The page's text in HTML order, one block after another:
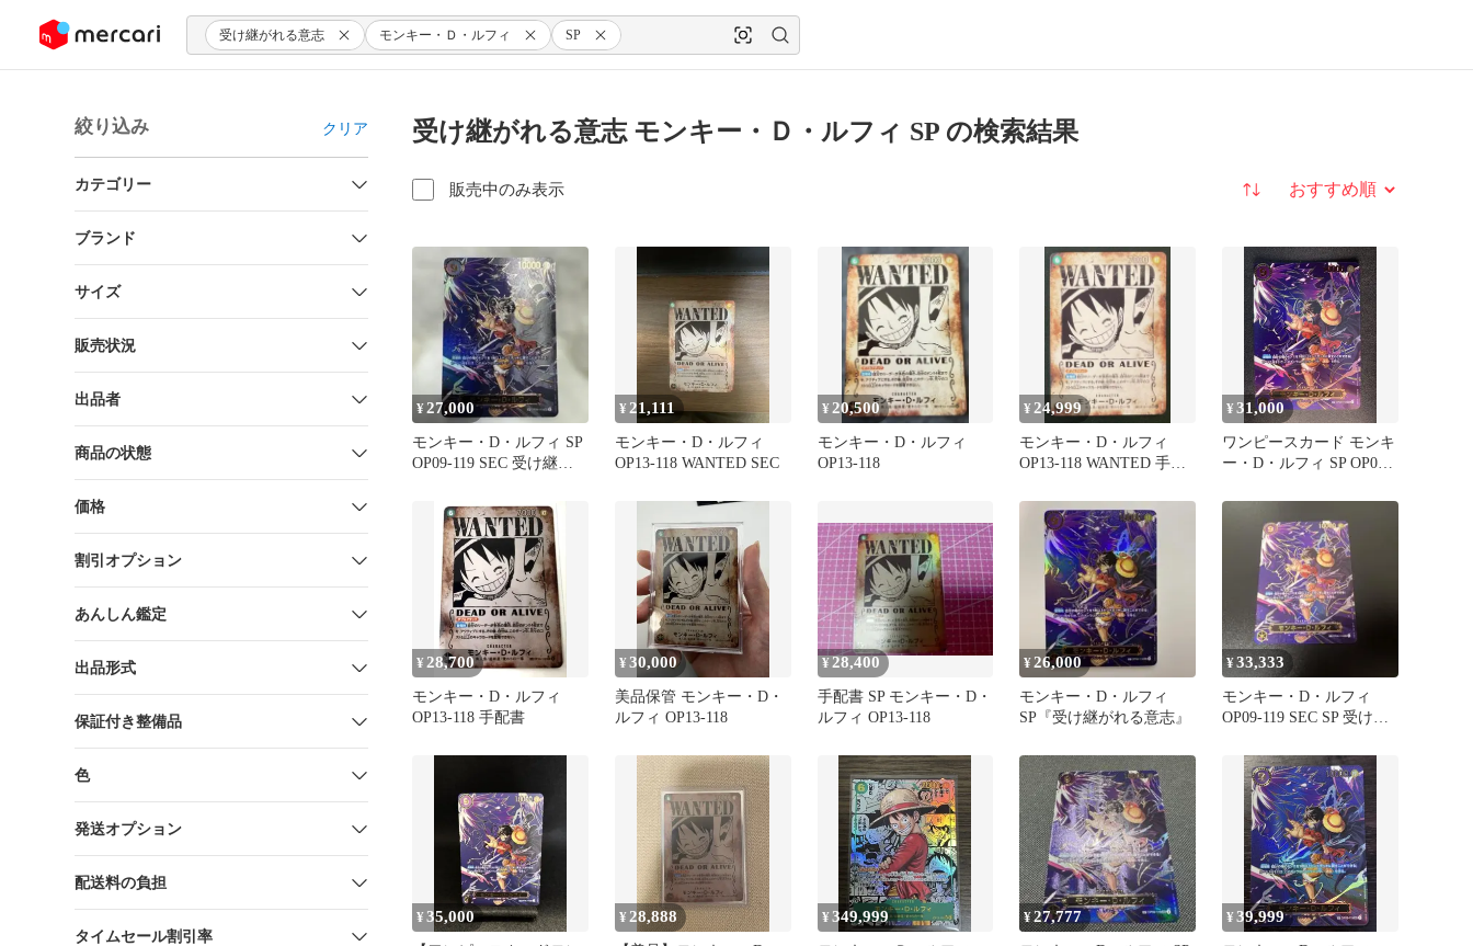
ツにスキップ 受け継がれる意志 モンキー・Ｄ・ルフィ SP
絞り込み クリア
カテゴリー
ブランド
サイズ
販売状況
出品者
商品の状態
価格
割引オプション
あんしん鑑定
出品形式
保証付き整備品
色
発送オプション
配送料の負担
タイムセール割引率
受け継がれる意志 モンキー・Ｄ・ルフィ SP の検索結果
販売中のみ表示 並び替え
¥27,000
モンキー・D・ルフィ SP
OP09-119 SEC 受け継が
¥ 21,111
モンキー・D・ルフィ
OP13-118 WANTED SEC
¥ 20,500
モンキー・D・ルフィ
OP13-118
¥ 24,999
モンキー・D・ルフィ
OP13-118 WANTED 手配
¥31,000
ワンピースカード モンキ
ー・D・ルフィ SP OP09-
¥ 28,700
モンキー・D・ルフィ
OP13-118 手配書
¥30,000
美品保管 モンキー・D・
ルフィ OP13-118
¥ 28,400
手配書 SP モンキー・D・
ルフィ OP13-118
¥26,000
モンキー・D・ルフィ
SP『受け継がれる意志』
¥33,333
モンキー・D・ルフィ
OP09-119 SEC SP 受け継
¥35,000 ¥ 28,888 ¥349,999 ¥27,777 ¥39,999